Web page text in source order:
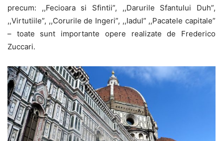
precum: ,,Fecioara si Sfintii”, ,,Darurile Sfantului Duh”,
,,Virtutiile”, ,,Corurile de Ingeri”, ,,Iadul” ,,Pacatele capitale”
– toate sunt importante opere realizate de Frederico
Zuccari.